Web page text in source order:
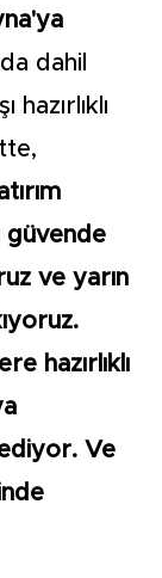
da dahil
güvende
ve yarın
hazırlıklı
Ve